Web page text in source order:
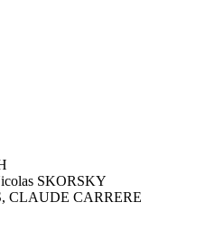
SKORSKY
CLAUDE CARRERE